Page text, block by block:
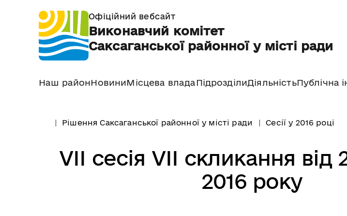
Офіційний вебсайт
Виконавчий комітет
Саксаганської районної у місті ради
Наш районНовиниМісцева влада ПідрозділиДіяльністьПублічна
Рішення Саксаганської районної у місті ради Сесії у 2016 році
VII сесія VII скликання від
2016 року